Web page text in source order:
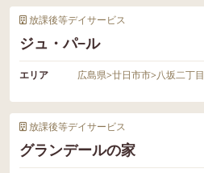
放課後等デイサービス
ジュ・パ−ル
エリア 広島県>廿日市市>八坂二丁目
放課後等デイサービス
グランデールの家